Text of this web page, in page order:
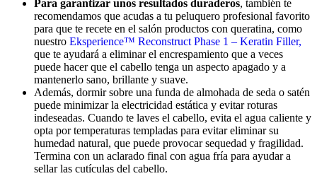
Para garantizar unos resultados duraderos, también te
recomendamos que acudas a tu peluquero profesional favorito
para que te recete en el salón productos con queratina, como
nuestro Eksperience™ Reconstruct Phase 1 – Keratin Filler,
que te ayudará a eliminar el encrespamiento que a veces
puede hacer que el cabello tenga un aspecto apagado y a
mantenerlo sano, brillante y suave.
Además, dormir sobre una funda de almohada de seda o satén
puede minimizar la electricidad estática y evitar roturas
indeseadas. Cuando te laves el cabello, evita el agua caliente y
opta por temperaturas templadas para evitar eliminar su
humedad natural, que puede provocar sequedad y fragilidad.
Termina con un aclarado final con agua fría para ayudar a
sellar las cutículas del cabello.